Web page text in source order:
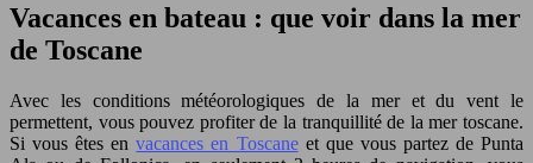
Vacances en bateau : que voir dans la mer
de Toscane
Avec les conditions météorologiques de la mer et du vent le
permettent, vous pouvez profiter de la tranquillité de la mer toscane.
Si vous êtes envacances en Toscaneet que vous partez de Punta